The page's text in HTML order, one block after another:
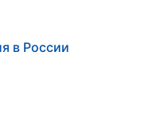
в России